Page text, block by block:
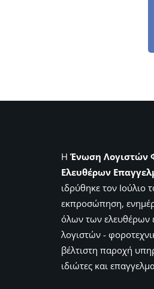
Η Ένωση Λογιστών
Ελευθέρων
ιδρύθηκε τον Ιούλιο
εκπροσώπηση,
όλων των ελευθέρων
λογιστών -
βέλτιστη παροχή
ιδιώτες και